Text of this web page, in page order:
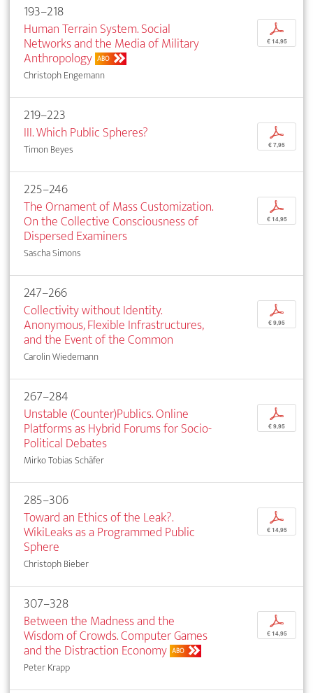
193–218
Human Terrain System. Social
Networks and the Media of Military
Anthropology ABO
Christoph Engemann
p
€ 14,95
219–223
III. Which Public Spheres?
Timon Beyes
p
€ 7,95
225–246
The Ornament of Mass Customization.
On the Collective Consciousness of
Dispersed Examiners
Sascha Simons
p
€ 14,95
247–266
Collectivity without Identity.
Anonymous, Flexible Infrastructures,
and the Event of the Common
Carolin Wiedemann
p
€ 9,95
267–284
Unstable (Counter)Publics. Online
Platforms as Hybrid Forums for Socio-
Political Debates
Mirko Tobias Schäfer
p
€ 9,95
285–306
Toward an Ethics of the Leak?.
WikiLeaks as a Programmed Public
Sphere
Christoph Bieber
p
€ 14,95
307–328
Between the Madness and the
Wisdom of Crowds. Computer Games
and the Distraction Economy ABO
Peter Krapp
p
€ 14,95